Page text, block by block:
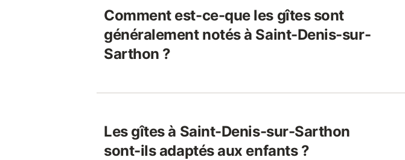
Comment est-ce-que les gîtes sont
généralement notés à Saint-Denis-sur-
Sarthon ?
Les gîtes à Saint-Denis-sur-Sarthon
sont-ils adaptés aux enfants ?